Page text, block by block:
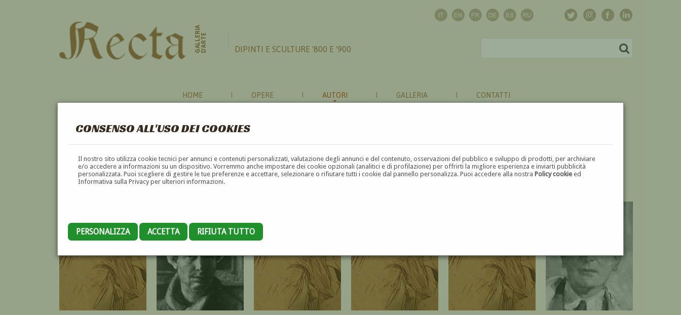
CONSENSO ALL'USO DEI COOKIES
Il nostro sito utilizza cookie tecnici per annunci e contenuti personalizzati, valutazione degli annunci e del contenuto, osservazioni del pubblico e sviluppo di prodotti, per archiviare
e/o accedere a informazioni su un dispositivo. Vorremmo anche impostare dei cookie opzionali (analitici e di profilazione) per offrirti la migliore esperienza e inviarti pubblicità
personalizzata. Puoi scegliere di gestire le tue preferenze e accettare, selezionare o rifiutare tutti i cookie dal pannello personalizza. Puoi accedere alla nostraPolicy cookie ed
Informativa sulla Privacy per ulteriori informazioni.
PERSONALIZZA ACCETTA RIFIUTA TUTTO
GALLERIAD'ARTE DIPINTI E SCULTURE '800 E '900
HOME OPERE AUTORI GALLERIA CONTATTI
PITTORI
A B C D E F G H I J K L M N O P Q R S T U V W X Y Z ⬅